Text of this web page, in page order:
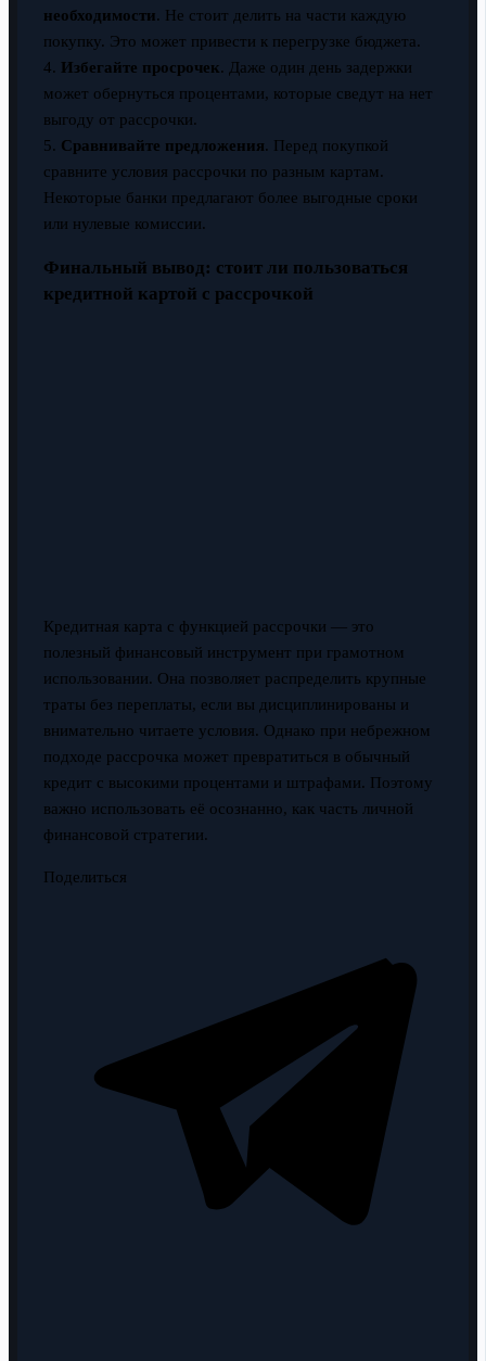
необходимости. Не стоит делить на части каждую
покупку. Это может привести к перегрузке бюджета.
4. Избегайте просрочек. Даже один день задержки
может обернуться процентами, которые сведут на нет
выгоду от рассрочки.
5. Сравнивайте предложения. Перед покупкой
сравните условия рассрочки по разным картам.
Некоторые банки предлагают более выгодные сроки
или нулевые комиссии.
Финальный вывод: стоит ли пользоваться
кредитной картой с рассрочкой
Кредитная карта с функцией рассрочки — это
полезный финансовый инструмент при грамотном
использовании. Она позволяет распределить крупные
траты без переплаты, если вы дисциплинированы и
внимательно читаете условия. Однако при небрежном
подходе рассрочка может превратиться в обычный
кредит с высокими процентами и штрафами. Поэтому
важно использовать её осознанно, как часть личной
финансовой стратегии.
Поделиться